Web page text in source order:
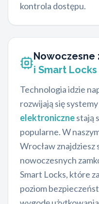
kontrola dostępu.
Nowoczesne
i Smart Locks
Technologia idzie
rozwijają się
elektronicznestają
popularne. W
Wrocław
nowoczesnych
Smart Locks, które
poziom